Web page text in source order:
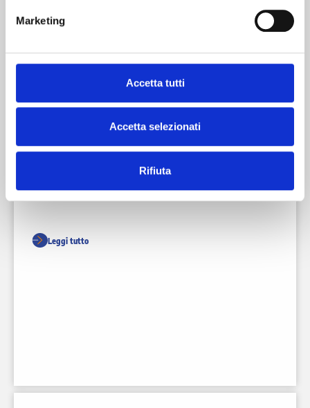
Marketing
Accetta tutti
Accetta selezionati
Rifiuta
Genere! Un nuovo traguardo per PO
Leggi tutto